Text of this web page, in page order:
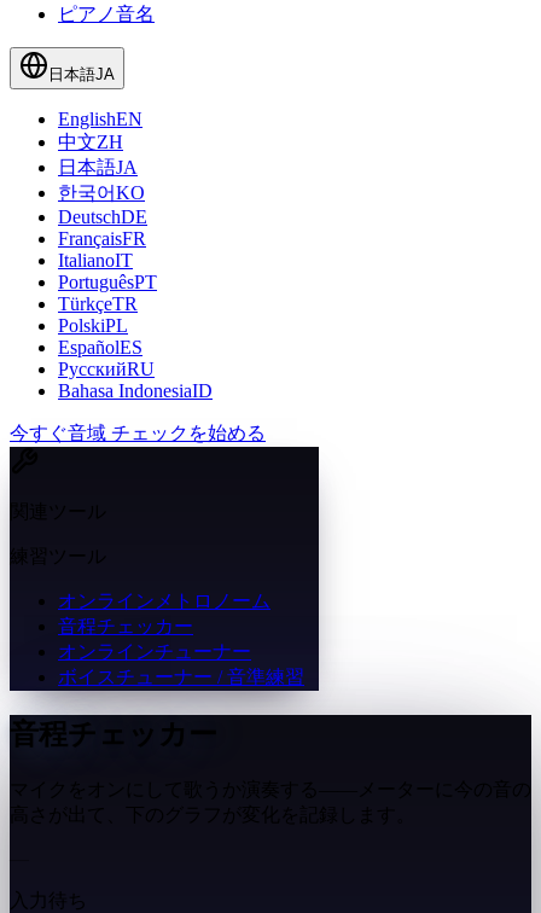
ピアノ音名
日本語JA
EnglishEN
中文ZH
日本語JA
한국어KO
DeutschDE
FrançaisFR
ItalianoIT
PortuguêsPT
TürkçeTR
PolskiPL
EspañolES
РусскийRU
Bahasa IndonesiaID
今すぐ音域 チェックを始める
関連ツール
練習ツール
オンラインメトロノーム
音程チェッカー
オンラインチューナー
ボイスチューナー / 音準練習
音程チェッカー
高さが出て、下のグラフが変化を記録します。
入力待ち